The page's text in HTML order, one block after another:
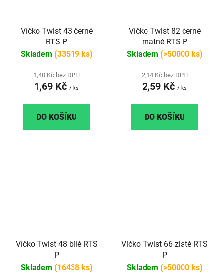
Víčko Twist 43 černé
RTS P
Skladem (33519 ks)
1,40 Kč bez DPH
1,69 Kč / ks
DO KOŠÍKU
Víčko Twist 82 černé
matné RTS P
Skladem (>50000 ks)
2,14 Kč bez DPH
2,59 Kč / ks
DO KOŠÍKU
Víčko Twist 48 bílé RTS
P
Skladem (16438 ks)
Víčko Twist 66 zlaté RTS
P
Skladem (>50000 ks)